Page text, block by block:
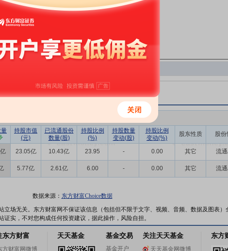
数量
持股市值
(元)
已流通股份
数量(股)
持股比例
(%)
持股数量
变动(股)
持股比例
变动(%)
股东性质 股份
23.05亿 10.43亿 23.95 - 0.00 其它 流
5.77亿 2.61亿 6.00 - 0.00 其它 流
数据来源： 东方财富Choice数据
立场无关。东方财富网不保证该信息（包括但不限于文字、视频、音频、数据及图表
实，不对您构成任何投资建议，据此操作，风险自担。
东方财富
方财富网微博
天天基金 基金交易
基金开户
关注天天基金
天天基金网微博
东方